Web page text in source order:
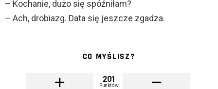
– Kochanie, dużo się spóźniłam?
– Ach, drobiazg. Data się jeszcze zgadza.
CO MYŚLISZ?
201
Punktów